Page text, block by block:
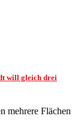
will gleich drei
mehrere Flächen